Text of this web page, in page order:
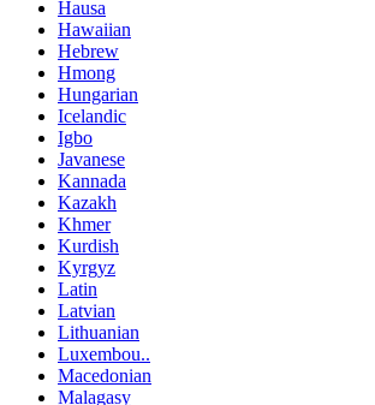
Hausa
Hawaiian
Hebrew
Hmong
Hungarian
Icelandic
Igbo
Javanese
Kannada
Kazakh
Khmer
Kurdish
Kyrgyz
Latin
Latvian
Lithuanian
Luxembou..
Macedonian
Malagasy